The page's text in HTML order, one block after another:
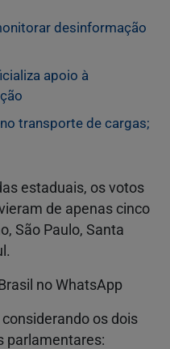
desinformação
apoio à
transporte de cargas;
estaduais, os votos
de apenas cinco
São Paulo, Santa
no WhatsApp
os dois
parlamentares: